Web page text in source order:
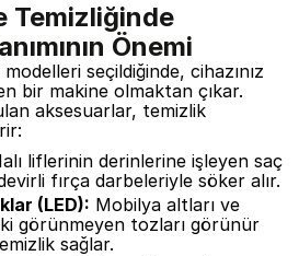
Temizliğinde
Önemi
seçildiğinde, cihazınız
bir makine olmaktan çıkar.
aksesuarlar, temizlik
liflerinin derinlerine işleyen saç
fırça darbeleriyle söker alır.
(LED): Mobilya altları ve
görünmeyen tozları görünür
sağlar.